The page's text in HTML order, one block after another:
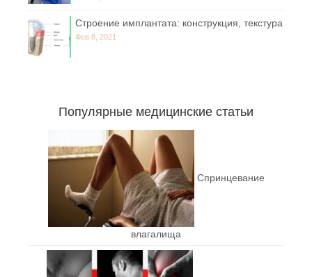
Строение имплантата: конструкция, текстура
Фев 8, 2021
Популярные медицинские статьи
Спринцевание
влагалища